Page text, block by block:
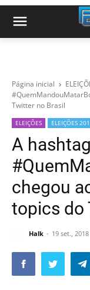
Página inicial
Twitter no Brasil
ELEIÇÕES ELEIÇÕES
A hashtag
chegou
topics do
Halk 19 set., 2018